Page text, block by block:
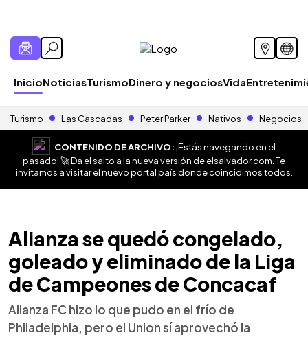
InicioNoticiasTurismoDinero y negociosVida
Turismo Las Cascadas Peter Parker Nativos Negocios
CONTENIDO DE ARCHIVO:¡Estás navegando en el
pasado! 🚀 Da el salto a la nueva versión deelsalvador.com . Te
invitamos a visitar el nuevo portal país donde coincidimos todos.
Alianza se quedó congelado,
goleado y eliminado de la Liga
de Campeones de Concacaf
Alianza FC hizo lo que pudo en el frío de
Philadelphia, pero el Union sí aprovechó la